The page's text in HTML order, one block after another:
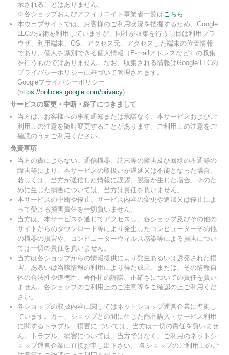
示されることはありません。
※各ショップおよびアフィリエイト事業者一覧はこちら
本ウェブサイトでは、お客様のご利用状況を把握するため、Google
LLCの技術を利用していますが、同社が収集を行う項目は利用ブラ
ウザ、利用端末、OS、アクセス元、アクセスした端末の位置情報
であり、個人を識別できる個人情報（E-mailアドレスなど）の収集
を行うものではありません。なお、収集される情報はGoogle LLCの
プライバシーポリシーに基づいて管理されます。
Googleプライバシーポリシー
(https://policies.google.com/privacy)
サービスの変更・中断・終了につきまして
当方は、お客様への事前通知または承諾なく、本サービスおよびご
利用上の注意を随時変更することがあります。ご利用上の注意をご
確認のうえご利用ください。
免責事項
当方の責によらない、通信機器、端末等の障害及び回線の不通等の
障害等により、本サービスの取扱いが遅延又は不能となった場合、
若しくは、当方が送信した情報に誤謬、脱落が生じた場合、そのた
めに生じた損害については、当方は責任を負いません。
本サービスの中断や停止、サービス内容の変更や追加又は停止によ
って受ける損害責任を一切負いません。
当方は、本サービスを通じてアクセスし、各ショップ及びその他の
サイトからのダウンロード等により発生したコンピューターその他
の機器の損害や、コンピューターウィルス感染等による損害につい
ては一切の責任を負いません。
当方は各ショップからの情報提供により発生あるいは誘発された損
害、あるいは当該情報の利用により得た成果、または、その情報自
体の合法性や道徳性、著作権の許諾、正確さについての責任を負い
ません。各ショップのご利用上のご注意等をご確認の上ご利用くだ
さい。
各ショップの取扱内容に関してはネットショップ運営企業に準拠し
ています。万一、ショップとの間に生じた商品購入・サービス利用
に関するトラブル・損害に ついては、当方は一切の責任を負いませ
ん。トラブル、損害については、当方ではなく、ご利用のネットシ
ョップ運営企業に直接お申し出下さい。 各ショップのご利用上のご